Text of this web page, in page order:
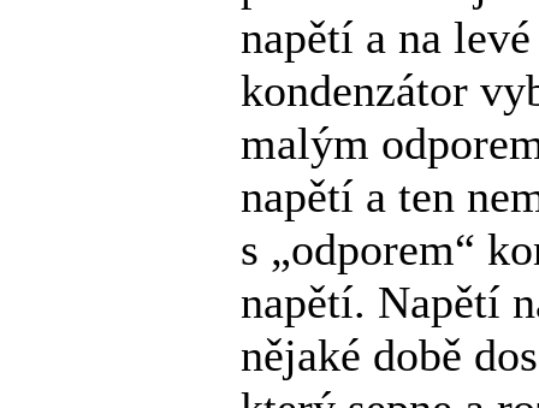
napětí a na
kondenzátor
malým
napětí a ten
s „odporem“
napětí. Napětí
nějaké době